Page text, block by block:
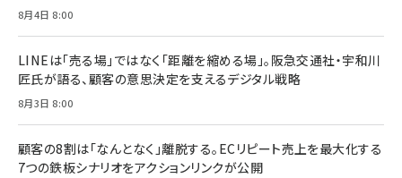
8月4日 8:00
LINEは「売る場」ではなく「距離を縮める場」。阪急交通社・宇和川
匠氏が語る、顧客の意思決定を支えるデジタル戦略
8月3日 8:00
顧客の8割は「なんとなく」離脱する。ECリピート売上を最大化する
7つの鉄板シナリオをアクションリンクが公開